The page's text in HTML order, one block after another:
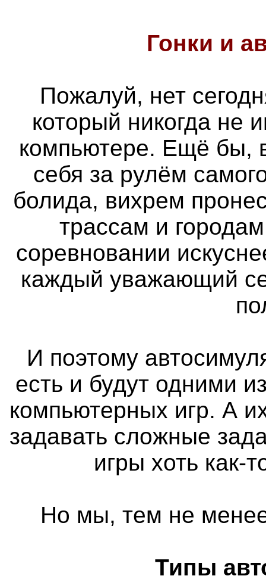
Гонки и
Пожалуй, нет
который никогда не
компьютере. Ещё бы,
себя за рулём
болида, вихрем
трассам и
соревновании
каждый уважающий
И поэтому
есть и будут одними
компьютерных игр. А
задавать сложные
игры хоть как-
Но мы, тем не
Типы